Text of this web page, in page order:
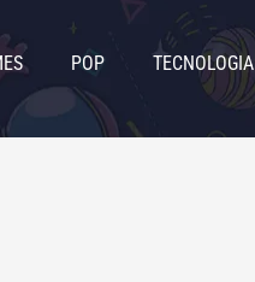
POP TECNOLOGIA